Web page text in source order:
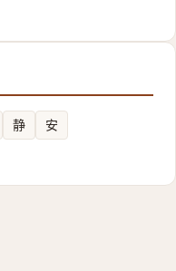
静 安